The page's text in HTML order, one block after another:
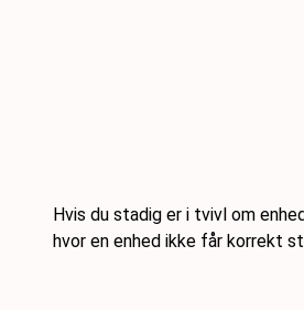
Hvis du stadig er i tvivl om
hvor en enhed ikke får korrekt